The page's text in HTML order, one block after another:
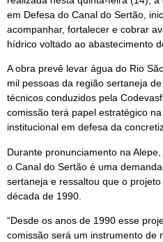
em Defesa do Canal do Sertão,
acompanhar, fortalecer e cobrar
hídrico voltado ao abastecimento
A obra prevê levar água do Rio
mil pessoas da região sertaneja
técnicos conduzidos pela
comissão terá papel estratégico
institucional em defesa da
Durante pronunciamento na
o Canal do Sertão é uma
sertaneja e ressaltou que o
década de 1990.
“Desde os anos de 1990 esse
comissão será um instrumento de